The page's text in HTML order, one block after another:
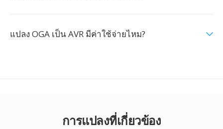
แปลง OGA เป็น AVR มีค่าใช้จ่ายไหม?
การแปลงที่เกี่ยวข้อง